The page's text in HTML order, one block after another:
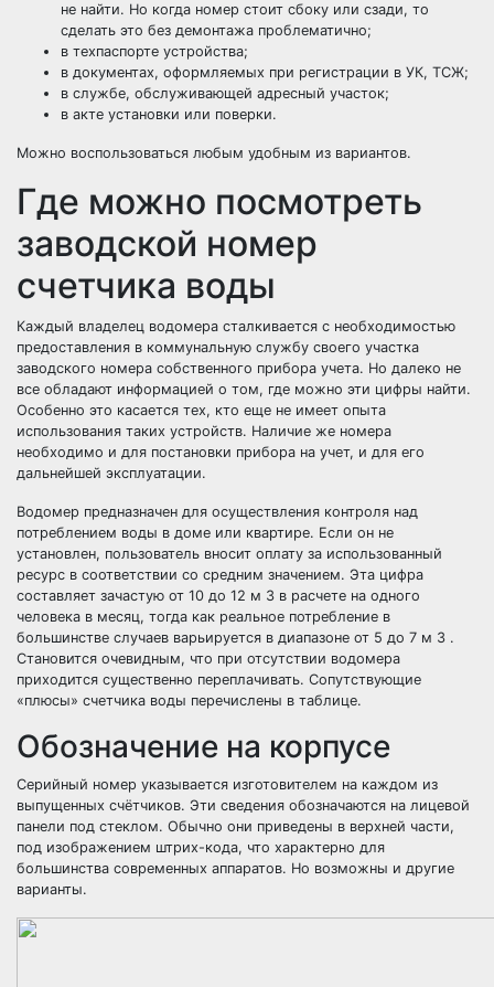
не найти. Но когда номер стоит сбоку или сзади, то
сделать это без демонтажа проблематично;
в техпаспорте устройства;
в документах, оформляемых при регистрации в УК, ТСЖ;
в службе, обслуживающей адресный участок;
в акте установки или поверки.
Можно воспользоваться любым удобным из вариантов.
Где можно посмотреть
заводской номер
счетчика воды
Каждый владелец водомера сталкивается с необходимостью
предоставления в коммунальную службу своего участка
заводского номера собственного прибора учета. Но далеко не
все обладают информацией о том, где можно эти цифры найти.
Особенно это касается тех, кто еще не имеет опыта
использования таких устройств. Наличие же номера
необходимо и для постановки прибора на учет, и для его
дальнейшей эксплуатации.
Водомер предназначен для осуществления контроля над
потреблением воды в доме или квартире. Если он не
установлен, пользователь вносит оплату за использованный
ресурс в соответствии со средним значением. Эта цифра
составляет зачастую от 10 до 12 м 3 в расчете на одного
человека в месяц, тогда как реальное потребление в
большинстве случаев варьируется в диапазоне от 5 до 7 м 3 .
Становится очевидным, что при отсутствии водомера
приходится существенно переплачивать. Сопутствующие
«плюсы» счетчика воды перечислены в таблице.
Обозначение на корпусе
Серийный номер указывается изготовителем на каждом из
выпущенных счётчиков. Эти сведения обозначаются на лицевой
панели под стеклом. Обычно они приведены в верхней части,
под изображением штрих-кода, что характерно для
большинства современных аппаратов. Но возможны и другие
варианты.